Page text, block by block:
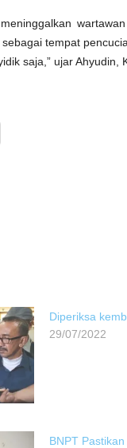
tempat
saja,” ujar Ahyudin,
Diperiksa
29/07/2022
BNPT